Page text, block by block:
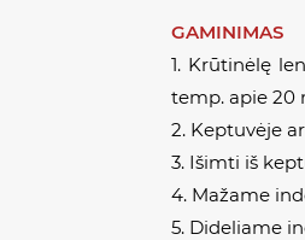
GAMINIMAS
1. Krūtinėlę
temp. apie 20
2. Keptuvėje
3. Išimti iš
4. Mažame
5. Dideliame